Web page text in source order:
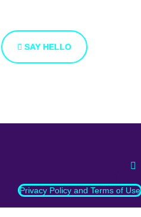
SAY HELLO
Privacy Policy and Terms of Use